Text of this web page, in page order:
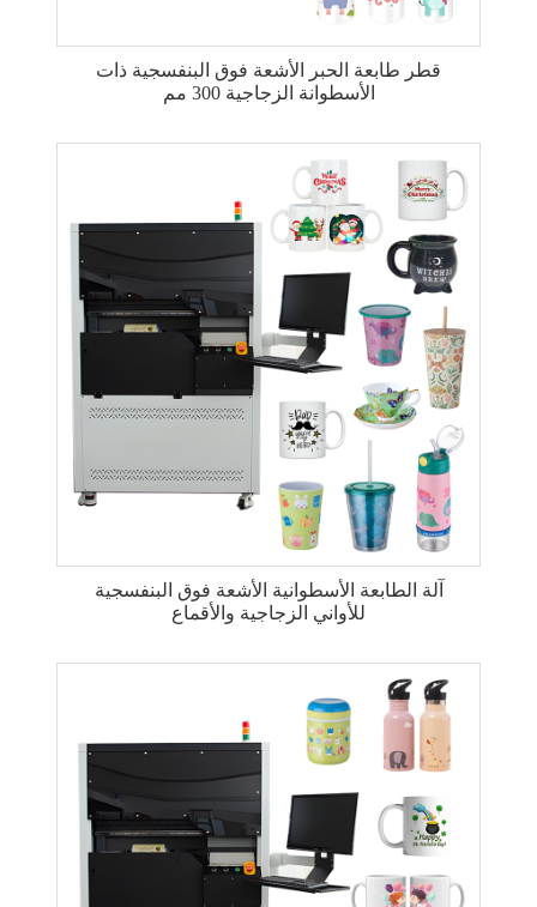
قطر طابعة الحبر الأشعة فوق البنفسجية ذات
الأسطوانة الزجاجية 300 مم
آلة الطابعة الأسطوانية الأشعة فوق البنفسجية
للأواني الزجاجية والأقماع